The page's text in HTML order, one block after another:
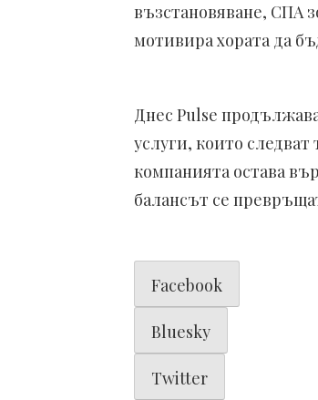
възстановяване, СПА
мотивира хората да
Днес Pulse
услуги, които
компанията остава
балансът се
Facebook
Bluesky
Twitter